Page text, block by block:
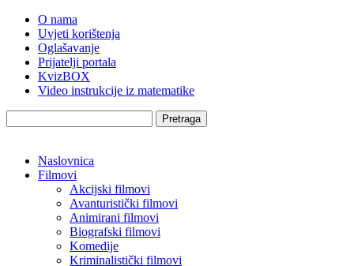
O nama
Uvjeti korištenja
Oglašavanje
Prijatelji portala
KvizBOX
Video instrukcije iz matematike
Pretraga
Naslovnica
Filmovi
Akcijski filmovi
Avanturistički filmovi
Animirani filmovi
Biografski filmovi
Komedije
Kriminalistički filmovi